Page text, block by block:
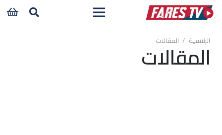
الرئيسية / المقالات
المقالات